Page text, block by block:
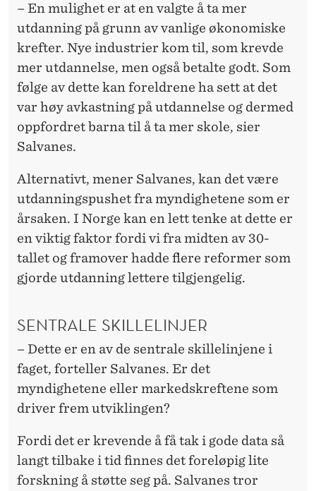
– En mulighet er at en valgte å ta mer
utdanning på grunn av vanlige økonomiske
krefter. Nye industrier kom til, som krevde
mer utdannelse, men også betalte godt. Som
følge av dette kan foreldrene ha sett at det
var høy avkastning på utdannelse og dermed
oppfordret barna til å ta mer skole, sier
Salvanes.
Alternativt, mener Salvanes, kan det være
utdanningspushet fra myndighetene som er
årsaken. I Norge kan en lett tenke at dette er
en viktig faktor fordi vi fra midten av 30-
tallet og framover hadde flere reformer som
gjorde utdanning lettere tilgjengelig.
SENTRALE SKILLELINJER
– Dette er en av de sentrale skillelinjene i
faget, forteller Salvanes. Er det
myndighetene eller markedskreftene som
driver frem utviklingen?
Fordi det er krevende å få tak i gode data så
langt tilbake i tid finnes det foreløpig lite
forskning å støtte seg på. Salvanes tror